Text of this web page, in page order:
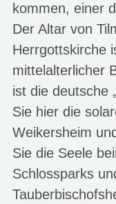
kommen, einer
Der Altar von
Herrgottskirche
mittelalterlicher
ist die deutsche
Sie hier die
Weikersheim
Sie die Seele
Schlossparks